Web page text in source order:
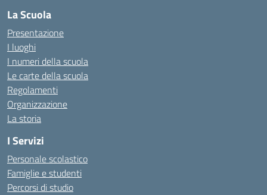
La Scuola
Presentazione
I luoghi
I numeri della scuola
Le carte della scuola
Regolamenti
Organizzazione
La storia
I Servizi
Personale scolastico
Famiglie e studenti
Percorsi di studio